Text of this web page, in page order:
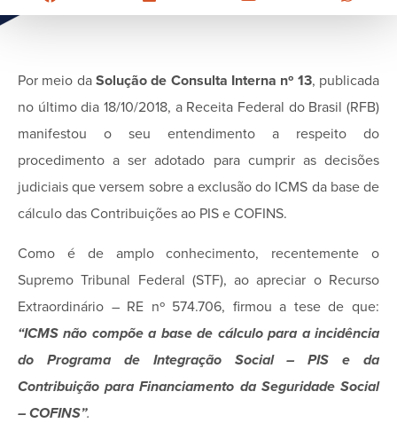
Por meio da Solução de Consulta Interna nº 13, publicada
no último dia 18/10/2018, a Receita Federal do Brasil (RFB)
manifestou o seu entendimento a respeito do
procedimento a ser adotado para cumprir as decisões
judiciais que versem sobre a exclusão do ICMS da base de
cálculo das Contribuições ao PIS e COFINS.
Como é de amplo conhecimento, recentemente o
Supremo Tribunal Federal (STF), ao apreciar o Recurso
Extraordinário – RE nº 574.706, firmou a tese de que:
“ICMS não compõe a base de cálculo para a incidência
do Programa de Integração Social – PIS e da
Contribuição para Financiamento da Seguridade Social
– COFINS”.